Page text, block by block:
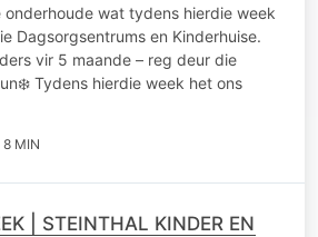
onderhoude wat tydens hierdie week
Dagsorgsentrums en Kinderhuise.
vir 5 maande – reg deur die
Tydens hierdie week het ons
8 MIN
| STEINTHAL KINDER EN